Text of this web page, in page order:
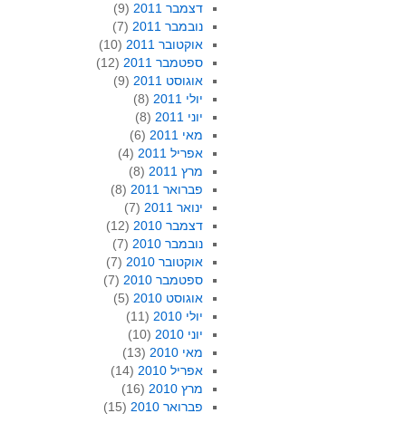
דצמבר 2011
(9)
נובמבר 2011
(7)
אוקטובר 2011
(10)
ספטמבר 2011
(12)
אוגוסט 2011
(9)
יולי 2011
(8)
יוני 2011
(8)
מאי 2011
(6)
אפריל 2011
(4)
מרץ 2011
(8)
פברואר 2011
(8)
ינואר 2011
(7)
דצמבר 2010
(12)
נובמבר 2010
(7)
אוקטובר 2010
(7)
ספטמבר 2010
(7)
אוגוסט 2010
(5)
יולי 2010
(11)
יוני 2010
(10)
מאי 2010
(13)
אפריל 2010
(14)
מרץ 2010
(16)
פברואר 2010
(15)